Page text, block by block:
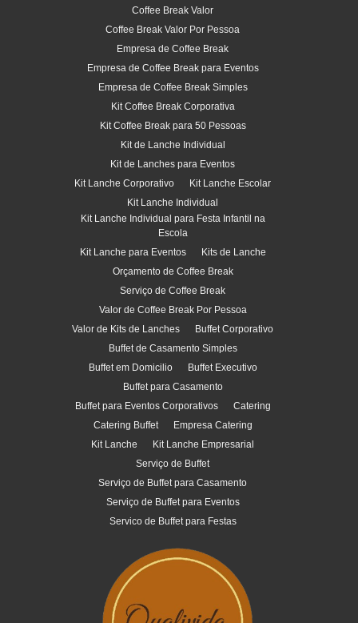
Coffee Break Valor
Coffee Break Valor Por Pessoa
Empresa de Coffee Break
Empresa de Coffee Break para Eventos
Empresa de Coffee Break Simples
Kit Coffee Break Corporativa
Kit Coffee Break para 50 Pessoas
Kit de Lanche Individual
Kit de Lanches para Eventos
Kit Lanche Corporativo
Kit Lanche Escolar
Kit Lanche Individual
Kit Lanche Individual para Festa Infantil na
Escola
Kit Lanche para Eventos
Kits de Lanche
Orçamento de Coffee Break
Serviço de Coffee Break
Valor de Coffee Break Por Pessoa
Valor de Kits de Lanches
Buffet Corporativo
Buffet de Casamento Simples
Buffet em Domicilio
Buffet Executivo
Buffet para Casamento
Buffet para Eventos Corporativos
Catering
Catering Buffet
Empresa Catering
Kit Lanche
Kit Lanche Empresarial
Serviço de Buffet
Serviço de Buffet para Casamento
Serviço de Buffet para Eventos
Servico de Buffet para Festas